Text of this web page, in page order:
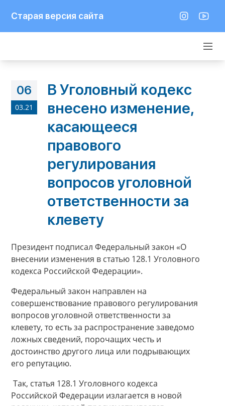
Старая версия сайта
06
03.21
В Уголовный кодекс
внесено изменение,
касающееся
правового
регулирования
вопросов уголовной
ответственности за
клевету
Президент подписал Федеральный закон «О
внесении изменения в статью 128.1 Уголовного
кодекса Российской Федерации».
Федеральный закон направлен на
совершенствование правового регулирования
вопросов уголовной ответственности за
клевету, то есть за распространение заведомо
ложных сведений, порочащих честь и
достоинство другого лица или подрывающих
его репутацию.
Так, статья 128.1 Уголовного кодекса
Российской Федерации излагается в новой